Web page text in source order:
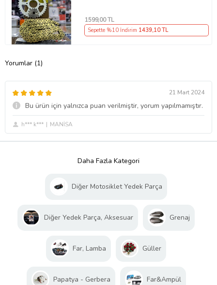
1599,00 TL
Sepette %10 İndirim 1439,10 TL
Yorumlar (1)
21 Mart 2024
Bu ürün için yalnızca puan verilmiştir, yorum yapılmamıştır.
h*** k*** MANİSA
Daha Fazla Kategori
Diğer Motosiklet Yedek Parça
Diğer Yedek Parça, Aksesuar Grenaj
Far, Lamba Güller
Papatya - Gerbera Far&Ampül